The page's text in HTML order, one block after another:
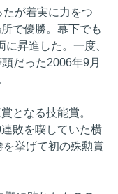
が着実に力をつ
で優勝。幕下でも
昇進した。一度、
だった2006年9月
となる技能賞。
敗を喫していた横
挙げて初の殊勲賞